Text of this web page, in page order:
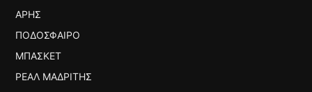
ΆΡΗΣ
ΠΟΔΌΣΦΑΙΡΟ
ΜΠΆΣΚΕΤ
ΡΕΆΛ ΜΑΔΡΊΤΗΣ